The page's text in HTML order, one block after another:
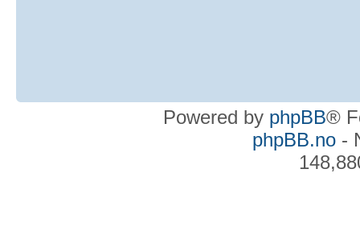
Powered by phpBB®
phpBB.no-